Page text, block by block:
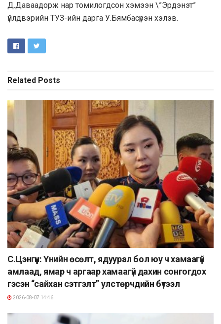
Д.Даваадорж нар томилогдсон хэмээн \”Эрдэнэт”
үйлдвэрийн ТУЗ-ийн дарга У.Бямбасүрэн хэлэв.
Related Posts
С.Цэнгүүн: Үнийн өсөлт, ядуурал бол юу ч хамаагүй
амлаад, ямар ч аргаар хамаагүй дахин сонгогдох
гэсэн “сайхан сэтгэлт” улстөрчдийн бүтээл
2026-08-07 14:46